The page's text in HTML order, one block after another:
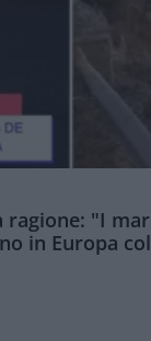
ragione: "I
in Europa